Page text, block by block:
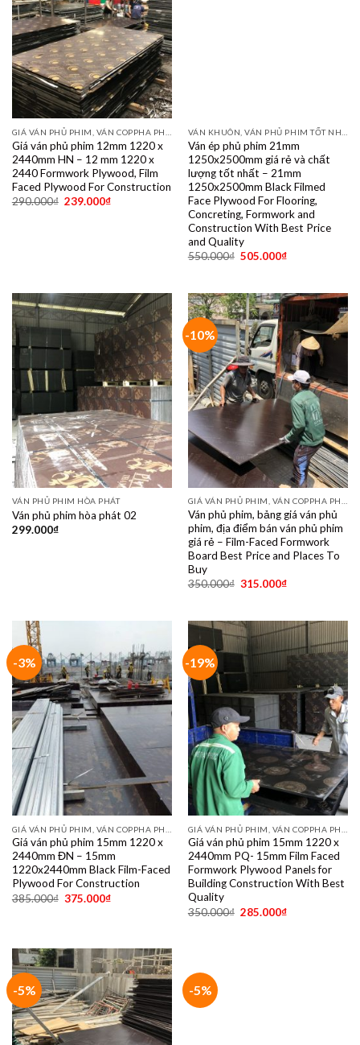
Giá ván phủ phim 12mm 1220 x
2440mm HN – 12 mm 1220 x
2440 Formwork Plywood, Film
Faced Plywood For Construction
290.000₫ 239.000₫
Ván ép phủ phim 21mm
1250x2500mm giá rẻ và chất
lượng tốt nhất – 21mm
1250x2500mm Black Filmed
Face Plywood For Flooring,
Concreting, Formwork and
Construction With Best Price
and Quality
550.000₫ 505.000₫
VÁN PHỦ PHIM HÒA PHÁT
Ván phủ phim hòa phát 02
299.000₫
-10%
Ván phủ phim, bảng giá ván phủ
phim, địa điểm bán ván phủ phim
giá rẻ – Film-Faced Formwork
Board Best Price and Places To
Buy
350.000₫ 315.000₫
-3%
Giá ván phủ phim 15mm 1220 x
2440mm ĐN – 15mm
1220x2440mm Black Film-Faced
Plywood For Construction
385.000₫ 375.000₫
-19%
Giá ván phủ phim 15mm 1220 x
2440mm PQ- 15mm Film Faced
Formwork Plywood Panels for
Building Construction With Best
Quality
350.000₫ 285.000₫
-5% -5%